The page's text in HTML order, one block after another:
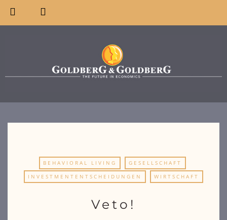
BEHAVIORAL LIVING
GESELLSCHAFT
INVESTMENTENTSCHEIDUNGEN
WIRTSCHAFT
Veto!